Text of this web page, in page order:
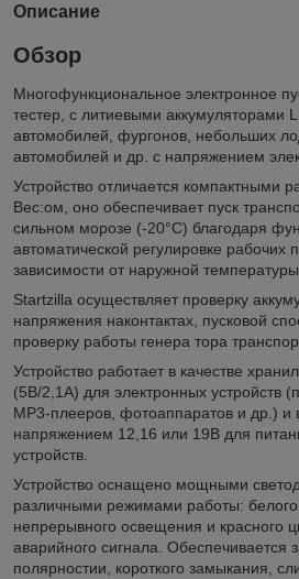
Описание
Oбзор
Многофункциональное электронное
тестер, с литиевыми аккумуляторами
автомобилей, фургонов, небольших
автомобилей и др. с напряжением
Устройство отличается компактными
Вес:ом, оно обеспечивает пуск
сильном морозе (-20°C) благодаря
автоматической регулировке рабочих
зависимости от наружной
Startzilla осуществляет проверку
напряжения наконтактах, пусковой
проверку работы генера тора
Устройство работает в качестве
(5В/2,1А) для электронных устройств
MP3-плееров, фотоаппаратов и др.) и
напряжением 12,16 или 19В для
устройств.
Устройство оснащено мощными
различными режимами работы: белого
непрерывного освещения и красного
аварийного сигнала. Обеспечивается
полярностии, короткого замыкания,